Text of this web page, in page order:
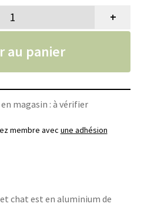
quantité de Médaille pour chien
+
au panier
en magasin : à vérifier
membre avec une adhésion
chat est en aluminium de